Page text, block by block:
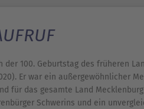
der 100. Geburtstag des früheren
Er war ein außergewöhnlicher
für das gesamte Land
Schwerins und ein